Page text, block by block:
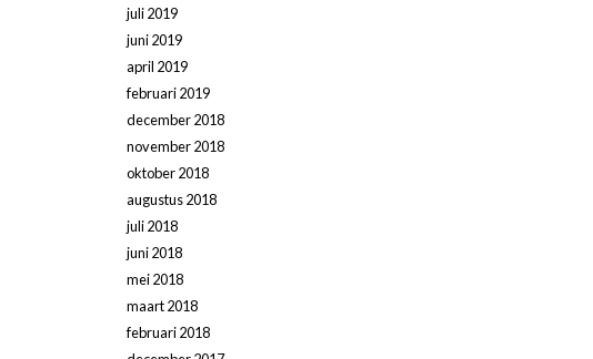
juli 2019
juni 2019
april 2019
februari 2019
december 2018
november 2018
oktober 2018
augustus 2018
juli 2018
juni 2018
mei 2018
maart 2018
februari 2018